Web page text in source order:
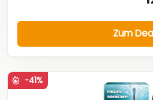
Zum
-41%